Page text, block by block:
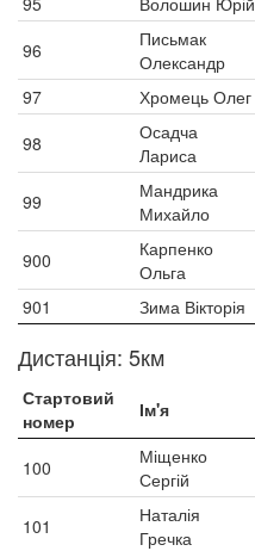
96
Письмак
Олександр
97
Хромець Олег
98
Осадча
Лариса
99
Мандрика
Михайло
900
Карпенко
Ольга
901
Зима Вікторія
Дистанція: 5км
Стартовий
номер
Ім'я
100
Міщенко
Сергій
101
Наталія
Гречка